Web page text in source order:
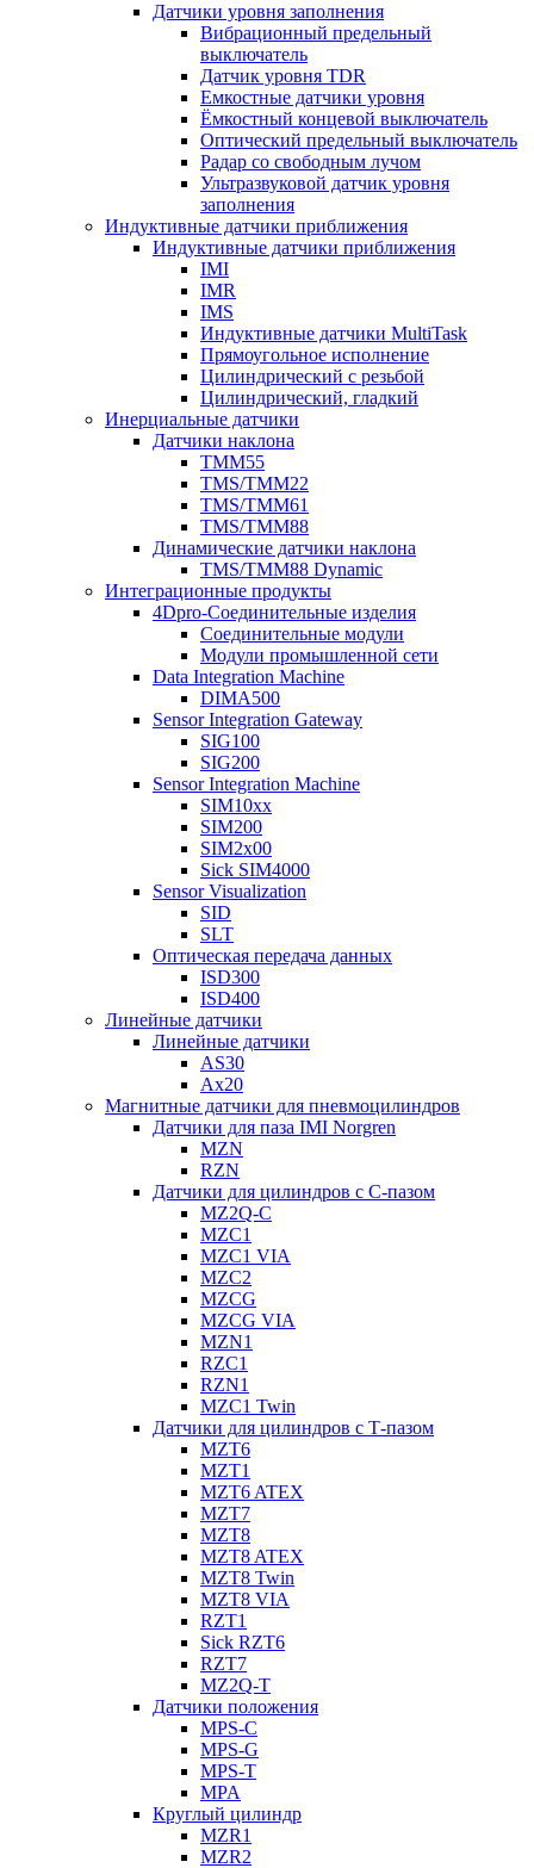
Датчики уровня заполнения
Вибрационный предельный
выключатель
Датчик уровня TDR
Емкостные датчики уровня
Ёмкостный концевой выключатель
Оптический предельный выключатель
Радар со свободным лучом
Ультразвуковой датчик уровня
заполнения
Индуктивные датчики приближения
Индуктивные датчики приближения
IMI
IMR
IMS
Индуктивные датчики MultiTask
Прямоугольное исполнение
Цилиндрический с резьбой
Цилиндрический, гладкий
Инерциальные датчики
Датчики наклона
TMM55
TMS/TMM22
TMS/TMM61
TMS/TMM88
Динамические датчики наклона
TMS/TMM88 Dynamic
Интеграционные продукты
4Dpro-Соединительные изделия
Соединительные модули
Модули промышленной сети
Data Integration Machine
DIMA500
Sensor Integration Gateway
SIG100
SIG200
Sensor Integration Machine
SIM10xx
SIM200
SIM2x00
Sick SIM4000
Sensor Visualization
SID
SLT
Оптическая передача данных
ISD300
ISD400
Линейные датчики
Линейные датчики
AS30
Ax20
Магнитные датчики для пневмоцилиндров
Датчики для паза IMI Norgren
MZN
RZN
Датчики для цилиндров с С-пазом
MZ2Q-C
MZC1
MZC1 VIA
MZC2
MZCG
MZCG VIA
MZN1
RZC1
RZN1
MZC1 Twin
Датчики для цилиндров с Т-пазом
MZT6
MZT1
MZT6 ATEX
MZT7
MZT8
MZT8 ATEX
MZT8 Twin
MZT8 VIA
RZT1
Sick RZT6
RZT7
MZ2Q-T
Датчики положения
MPS-C
MPS-G
MPS-T
MPA
Круглый цилиндр
MZR1
MZR2